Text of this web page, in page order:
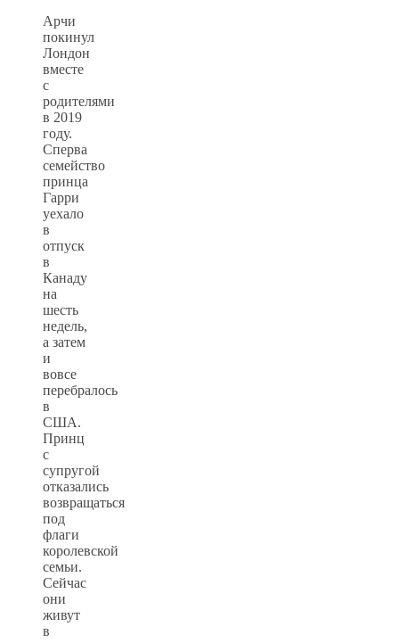
Арчи
покинул
Лондон
вместе
с
родителями
в 2019
году.
Сперва
семейство
принца
Гарри
уехало
в
отпуск
в
Канаду
на
шесть
недель,
а затем
и
вовсе
перебралось
в
США.
Принц
с
супругой
отказались
возвращаться
под
флаги
королевской
семьи.
Сейчас
они
живут
в